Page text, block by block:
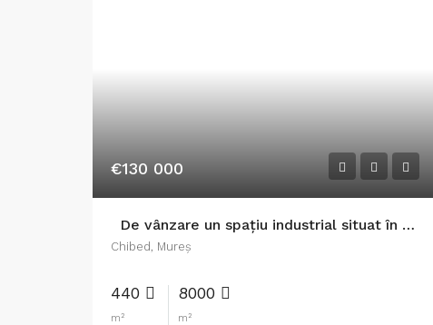
€130 000
De vânzare un spațiu industrial situat în Chibed
Chibed, Mureș
440
m²
8000
m²